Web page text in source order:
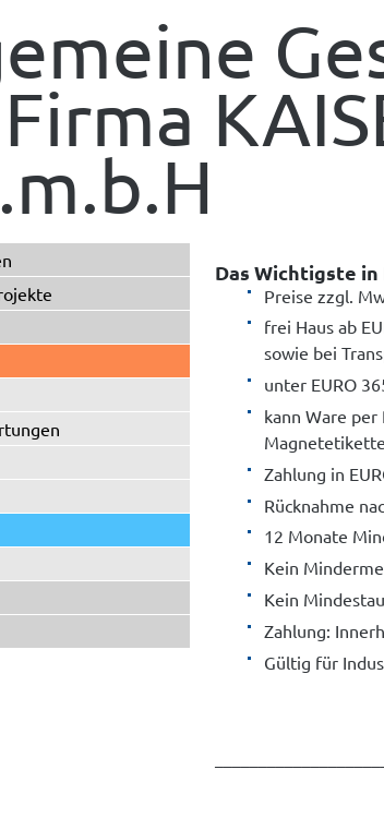
Das Wichtigste in
Preise zzgl.
frei Haus ab
sowie bei
unter EURO
kann Ware
Zahlung in
Rücknahme
12 Monate
Kein
Kein
Zahlung:
Gültig für